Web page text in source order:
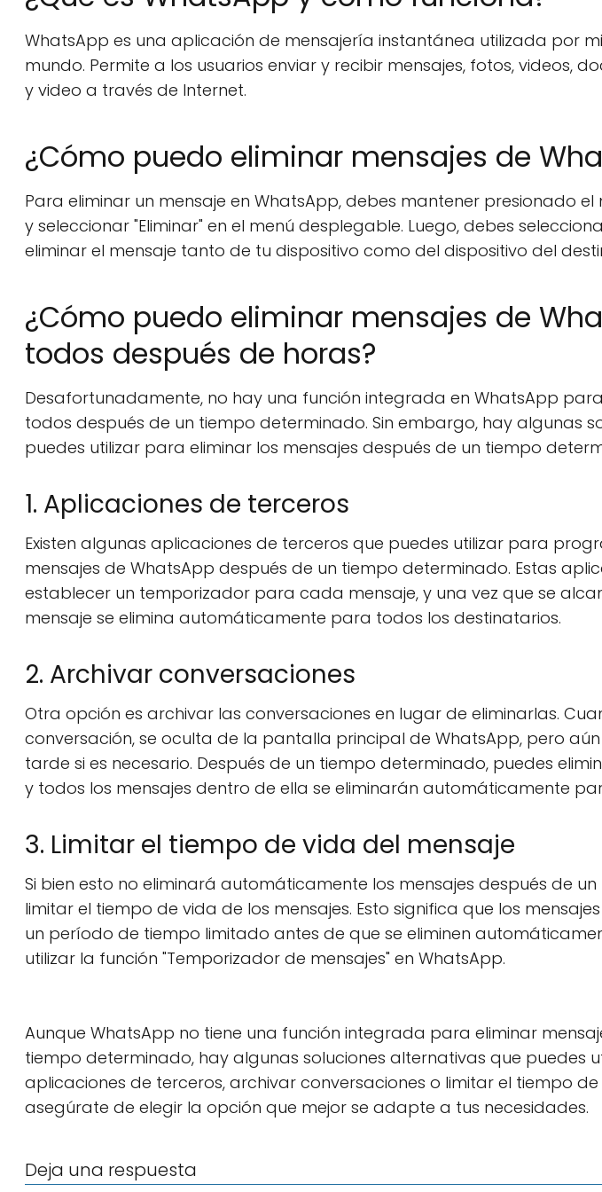
WhatsApp es una aplicación de mensajería instantánea utilizada por
mundo. Permite a los usuarios enviar y recibir mensajes, fotos, videos,
y video a través de Internet.
¿Cómo puedo eliminar mensajes de
Para eliminar un mensaje en WhatsApp, debes mantener presionado
y seleccionar "Eliminar" en el menú desplegable. Luego, debes
eliminar el mensaje tanto de tu dispositivo como del dispositivo del
¿Cómo puedo eliminar mensajes de
todos después de horas?
Desafortunadamente, no hay una función integrada en WhatsApp
todos después de un tiempo determinado. Sin embargo, hay algunas
puedes utilizar para eliminar los mensajes después de un tiempo
1. Aplicaciones de terceros
Existen algunas aplicaciones de terceros que puedes utilizar para
mensajes de WhatsApp después de un tiempo determinado. Estas
establecer un temporizador para cada mensaje, y una vez que se
mensaje se elimina automáticamente para todos los destinatarios.
2. Archivar conversaciones
Otra opción es archivar las conversaciones en lugar de eliminarlas.
conversación, se oculta de la pantalla principal de WhatsApp, pero
tarde si es necesario. Después de un tiempo determinado, puedes
y todos los mensajes dentro de ella se eliminarán automáticamente
3. Limitar el tiempo de vida del mensaje
Si bien esto no eliminará automáticamente los mensajes después de
limitar el tiempo de vida de los mensajes. Esto significa que los
un período de tiempo limitado antes de que se eliminen
utilizar la función "Temporizador de mensajes" en WhatsApp.
Aunque WhatsApp no tiene una función integrada para eliminar
tiempo determinado, hay algunas soluciones alternativas que puedes
aplicaciones de terceros, archivar conversaciones o limitar el tiempo
asegúrate de elegir la opción que mejor se adapte a tus necesidades.
Deja una respuesta